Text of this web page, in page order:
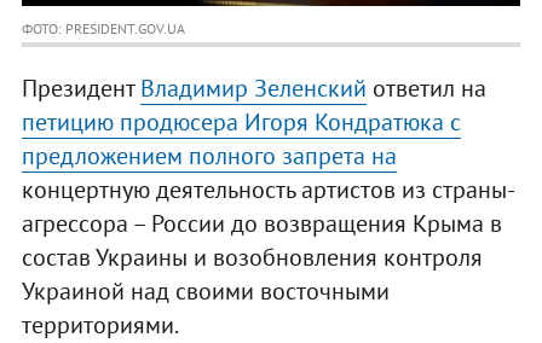
ФОТО: PRESIDENT.GOV.UA
ПрезидентВладимир Зеленский ответил на
петицию продюсера Игоря Кондратюка с
предложением полного запрета на
концертную деятельность артистов из страны-
агрессора – России до возвращения Крыма в
состав Украины и возобновления контроля
Украиной над своими восточными
территориями.